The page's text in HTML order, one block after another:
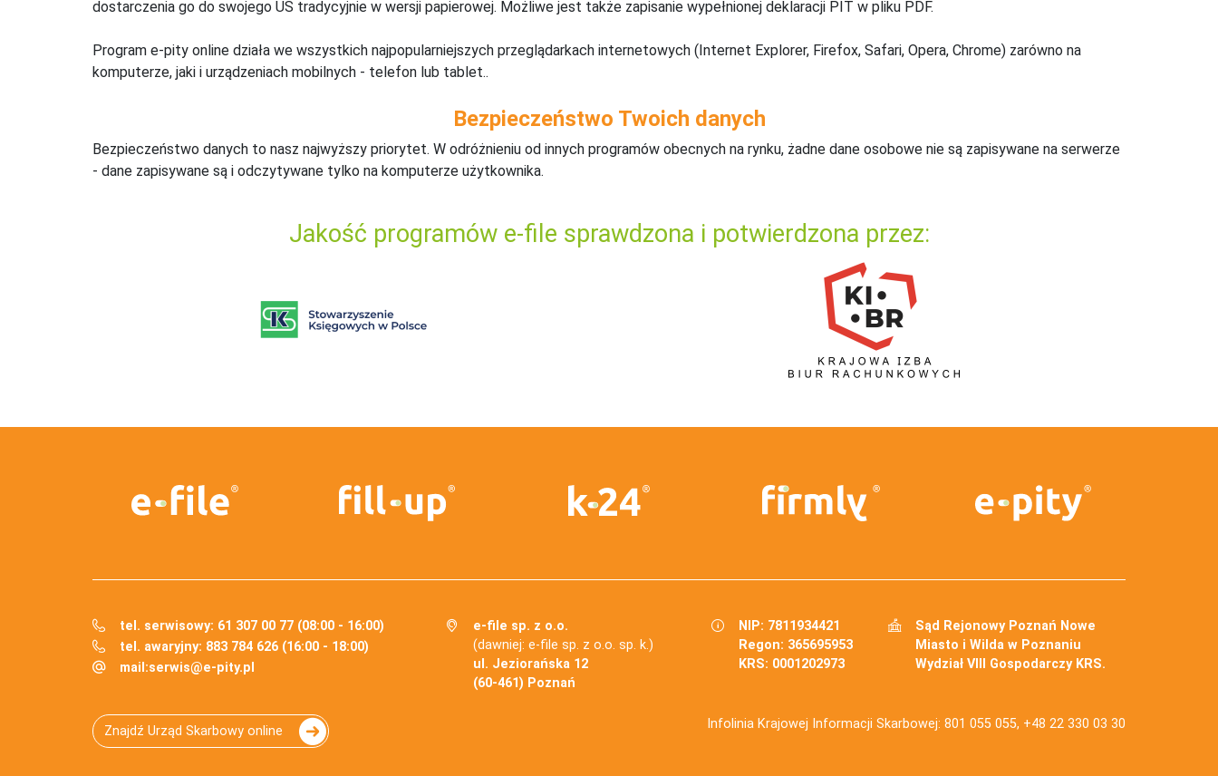
dostarczenia go do swojego US tradycyjnie w wersji papierowej. Możliwe jest także zapisanie wypełnionej deklaracji PIT w pliku PDF.
Program e-pity online działa we wszystkich najpopularniejszych przeglądarkach internetowych (Internet Explorer, Firefox, Safari, Opera, Chrome) zarówno na
komputerze, jaki i urządzeniach mobilnych - telefon lub tablet..
Bezpieczeństwo Twoich danych
Bezpieczeństwo danych to nasz najwyższy priorytet. W odróżnieniu od innych programów obecnych na rynku, żadne dane osobowe nie są zapisywane na serwerze
- dane zapisywane są i odczytywane tylko na komputerze użytkownika.
Jakość programów e-file sprawdzona i potwierdzona przez:
tel. serwisowy: 61 307 00 77 (08:00 - 16:00)
tel. awaryjny: 883 784 626 (16:00 - 18:00)
mail:serwis@e-pity.pl
e-file sp. z o.o.
(dawniej: e-file sp. z o.o. sp. k.)
ul. Jeziorańska 12
(60-461) Poznań
NIP: 7811934421
Regon: 365695953
KRS: 0001202973
Sąd Rejonowy Poznań Nowe
Miasto i Wilda w Poznaniu
Wydział VIII Gospodarczy KRS.
Znajdź Urząd Skarbowy online Infolinia Krajowej Informacji Skarbowej: 801 055 055, +48 22 330 03 30